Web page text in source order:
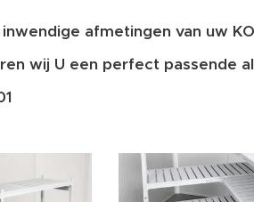
afmetingen van uw
wij U een perfect passende